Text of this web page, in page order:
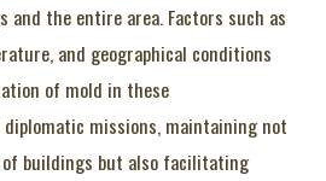
the entire area. Factors such as
and geographical conditions
of mold in these
missions, maintaining not
of buildings but also facilitating